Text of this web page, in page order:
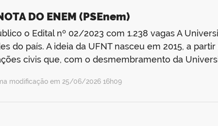
DO ENEM (PSEnem)
o Edital nº 02/2023 com 1.238 vagas A
do país. A ideia da UFNT nasceu em 2015, a
civis que, com o desmembramento da
modificação em 25/06/2026 16h09